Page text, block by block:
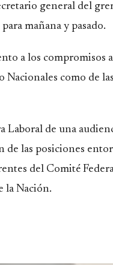
general del
mañana y pasado.
a los compromisos
Nacionales como de
Laboral de una
las posiciones
del Comité
la Nación.